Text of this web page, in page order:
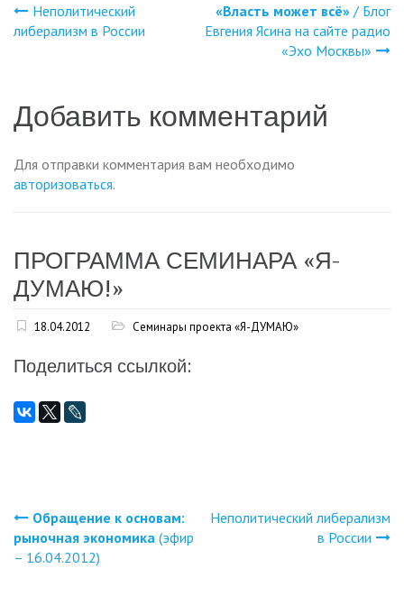
Навигация
записям
Неполитический
либерализм в России
«Власть может всё» / Блог
Евгения Ясина на сайте радио
«Эхо Москвы»
Добавить комментарий
Для отправки комментария вам необходимо
авторизоваться.
ПРОГРАММА СЕМИНАРА «Я-
ДУМАЮ!»
18.04.2012 Семинары проекта «Я-ДУМАЮ»
Поделиться ссылкой:
Навигация
Обращение к основам:
рыночная экономика (эфир
– 16.04.2012)
Неполитический либерализм
в России